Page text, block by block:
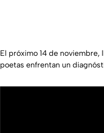
El próximo 14 de
poetas enfrentan un